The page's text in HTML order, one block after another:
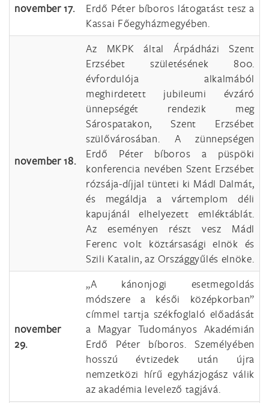
november 17.
Erdő Péter bíboros látogatást tesz a
Kassai Főegyházmegyében.
november 18.
Az MKPK által Árpádházi Szent
Erzsébet születésének 800.
évfordulója alkalmából
meghirdetett jubileumi évzáró
ünnepségét rendezik meg
Sárospatakon, Szent Erzsébet
szülővárosában. A zünnepségen
Erdő Péter bíboros a püspöki
konferencia nevében Szent Erzsébet
rózsája-díjjal tünteti ki Mádl Dalmát,
és megáldja a vártemplom déli
kapujánál elhelyezett emléktáblát.
Az eseményen részt vesz Mádl
Ferenc volt köztársasági elnök és
Szili Katalin, az Országgyűlés elnöke.
november
29.
„A kánonjogi esetmegoldás
módszere a késői középkorban”
címmel tartja székfoglaló előadását
a Magyar Tudományos Akadémián
Erdő Péter bíboros. Személyében
hosszú évtizedek után újra
nemzetközi hírű egyházjogász válik
az akadémia levelező tagjává.